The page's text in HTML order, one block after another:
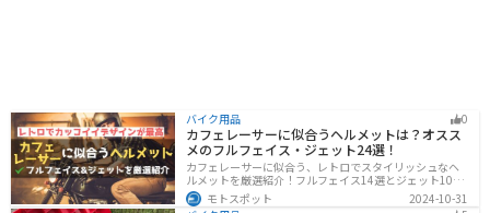
バイク用品 0
カフェレーサーに似合うヘルメットは？オスス
メのフルフェイス・ジェット24選！
カフェレーサーに似合う、レトロでスタイリッシュなヘ
ルメットを厳選紹介！フルフェイス14選とジェット10選
の多彩なラインナップで、安全性とデザインの両立を実
現。こだわりのヘルメットで、あなたのライダーズライ
モトスポット
2024-10-31